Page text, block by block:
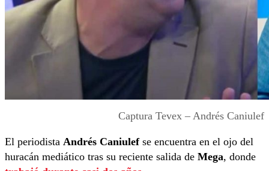
Captura Tevex – Andrés Caniulef
El periodista Andrés Caniulefse encuentra en el ojo del
huracán mediático tras su reciente salida de Mega, donde